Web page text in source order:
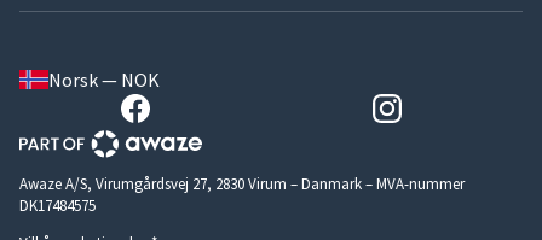
Norsk — NOK
Awaze A/S, Virumgårdsvej 27, 2830 Virum – Danmark – MVA-nummer
DK17484575